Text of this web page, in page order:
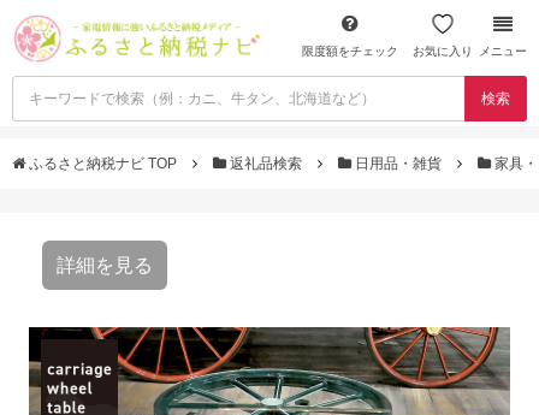
限度額をチェック お気に入り メニュー
検索
ふるさと納税ナビ TOP 返礼品検索 日用品・雑貨 家具
詳細を見る